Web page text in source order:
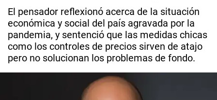
El pensador reflexionó acerca de la situación
económica y social del país agravada por la
pandemia, y sentenció que las medidas chicas
como los controles de precios sirven de atajo
pero no solucionan los problemas de fondo.